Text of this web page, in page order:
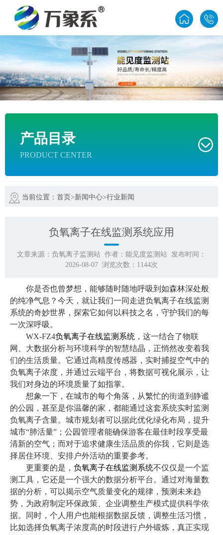
产品目录
PRODUCT CENTER
当前位置： 首页>新闻中心>行业新闻
负氧离子在线监测系统应用
文章来源： 负氧离子监测站 作者： 能见度监测站 发布时间：
2026-08-07 浏览次数： 1144次
你是否也曾梦想，能够随时随地呼吸到如森林深处般
的纯净气息？今天，就让我们一同走进负氧离子在线监测
系统的奇妙世界，探索它如何以科技之名，守护我们的每
一次深呼吸。
WX-FZ4负氧离子在线监测系统 ，这一结合了物联
网、大数据分析与环境科学的智慧结晶，正悄然改变着我
们的生活质量。它通过高精度传感器，实时捕捉空气中的
负氧离子浓度，并通过云端平台，将数据可视化展示，让
我们对身边的环境质量了如指掌。
想象一下，在城市的每个角落，从繁忙的街道到静谧
的公园，甚至是你温馨的家，都能通过这套系统实时监测
负氧离子含量。城市规划者可以据此优化绿化布局，提升
城市“肺活量”；公园管理者能确保游客在最佳时段享受最
清新的空气；而对于追求健康生活品质的你我，它则是选
择居住环境、安排户外活动的重要参考。
更重要的是， 负氧离子在线监测系统不仅仅是一个监
测工具，它还是一个强大的数据分析平台。通过对海量数
据的分析，可以揭示空气质量变化的规律，预测未来趋
势，为政府制定环保政策、企业调整生产模式提供科学依
据。同时，个人用户也能根据数据反馈，调整生活习惯，
比如选择负氧离子浓度高的时段进行户外锻炼，真正实现